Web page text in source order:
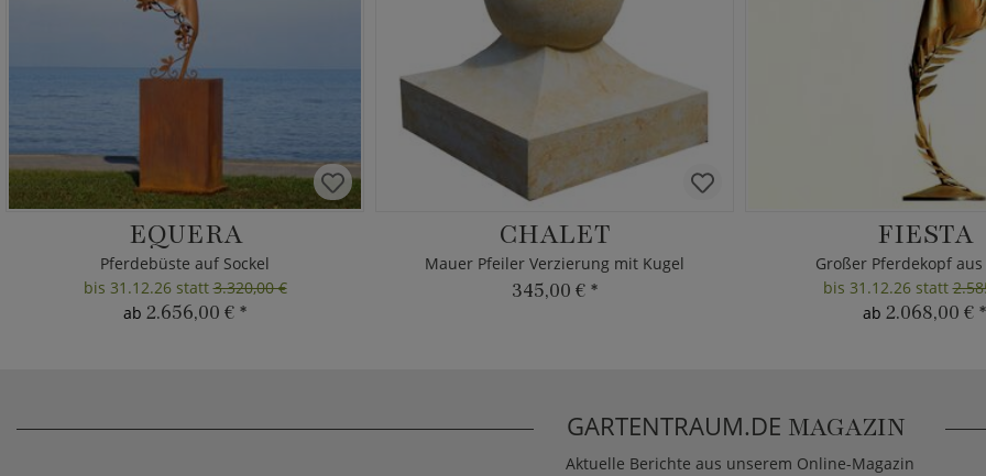
EQUERA
Pferdebüste auf Sockel
bis 31.12.26 statt3.320,00 €
ab 2.656,00 € *
CHALET
Mauer Pfeiler Verzierung mit Kugel
345,00 € *
FIESTA
Großer Pferdekopf
bis 31.12.26 statt
ab 2.068,00 € *
GARTENTRAUM.DE MAGAZIN
Aktuelle Berichte aus unserem Online-Magazin